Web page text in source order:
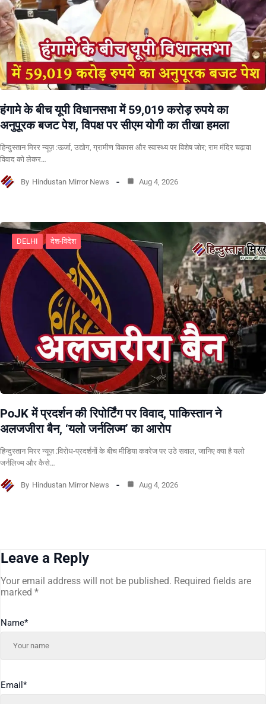
हंगामे के बीच यूपी विधानसभा में 59,019 करोड़ रुपये का
अनुपूरक बजट पेश, विपक्ष पर सीएम योगी का तीखा हमला
हिन्दुस्तान मिरर न्यूज़ :ऊर्जा, उद्योग, ग्रामीण विकास और स्वास्थ्य पर विशेष जोर; राम मंदिर चढ़ावा
विवाद को लेकर…
By Hindustan Mirror News Aug 4, 2026
DELHI देश-विदेश
PoJK में प्रदर्शन की रिपोर्टिंग पर विवाद, पाकिस्तान ने
अलजजीरा बैन, ‘यलो जर्नलिज्म’ का आरोप
हिन्दुस्तान मिरर न्यूज़ :विरोध-प्रदर्शनों के बीच मीडिया कवरेज पर उठे सवाल, जानिए क्या है यलो
जर्नलिज्म और कैसे…
By Hindustan Mirror News Aug 4, 2026
Leave a Reply
Your email address will not be published. Required fields are
marked *
Name*
Email *